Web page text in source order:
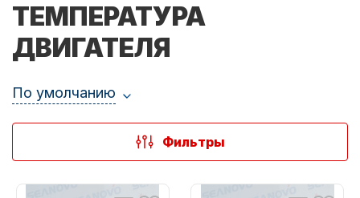
Сервисные центры
Моторы CONDOR
ТЕМПЕРАТУРА
ДВИГАТЕЛЯ
По умолчанию
Фильтры